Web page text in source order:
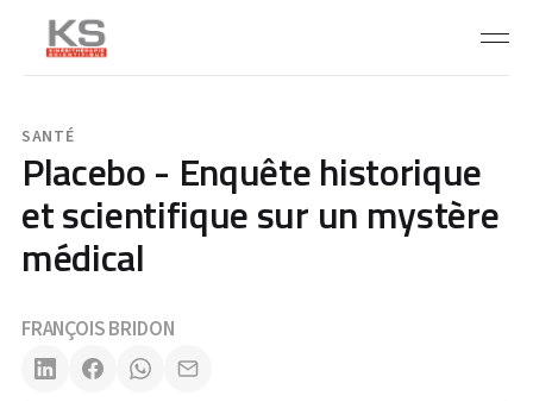
SANTÉ
Placebo - Enquête historique
et scientifique sur un mystère
médical
FRANÇOIS BRIDON